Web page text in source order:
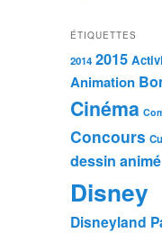
ÉTIQUETTES
2014 2015
Animation
Cinéma
Concours
dessin animé
Disney
Disneyland